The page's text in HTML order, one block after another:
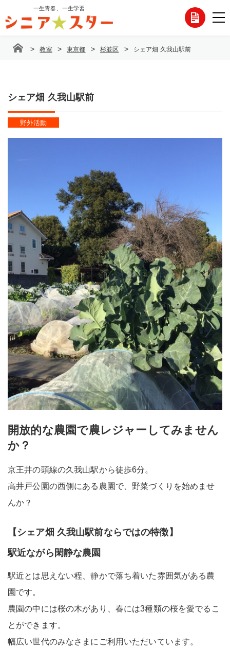
テ
一生青春、一生学習
各
わ
> 教室 > 東京都 > 杉並区 > シェア畑 久我山駅前
シェア畑 久我山駅前
野外活動
開放的な農園で農レジャーしてみません
か？
京王井の頭線の久我山駅から徒歩6分。
高井戸公園の西側にある農園で、野菜づくりを始めませ
んか？
【シェア畑 久我山駅前ならではの特徴】
駅近ながら閑静な農園
駅近とは思えない程、静かで落ち着いた雰囲気がある農
園です。
農園の中には桜の木があり、春には3種類の桜を愛でるこ
とができます。
幅広い世代のみなさまにご利用いただいています。